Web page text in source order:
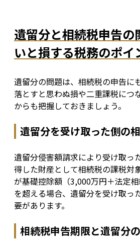
遺留分と相続税申告の
いと損する税務のポイ
遺留分の問題は、相続税の申告に
落とすと思わぬ損や二重課税につ
からも把握しておきましょう。
遺留分を受け取った側の
遺留分侵害額請求により受け取っ
得した財産として相続税の課税対
が基礎控除額（3,000万円＋法定
を超える場合、遺留分を受け取っ
要があります。
相続税申告期限と遺留分